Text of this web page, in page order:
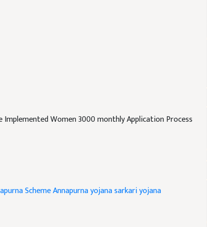
suggestions to improve this article?